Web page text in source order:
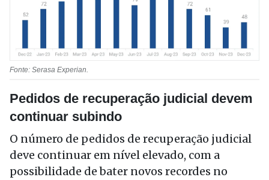
Fonte: Serasa Experian.
Pedidos de recuperação judicial devem
continuar subindo
O número de pedidos de recuperação judicial
deve continuar em nível elevado, com a
possibilidade de bater novos recordes no